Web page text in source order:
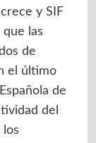
y SIF
las
de
el último
de
del
los